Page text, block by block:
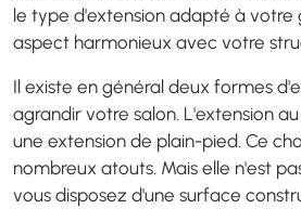
le type d'extension adapté à
aspect harmonieux avec votre
Il existe en général deux formes
agrandir votre salon. L'extension
une extension de plain-pied. Ce
nombreux atouts. Mais elle n'est
vous disposez d'une surface